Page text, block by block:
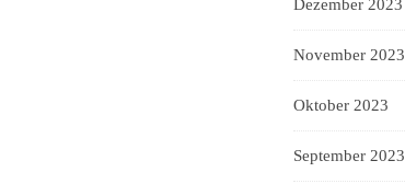
Dezember 2023
November 2023
Oktober 2023
September 2023